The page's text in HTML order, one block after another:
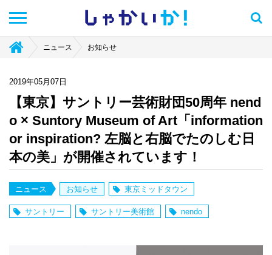
しゃかい か！
ニュース お知らせ
2019年05月07日
【東京】サントリー芸術財団50周年 nend
o × Suntory Museum of Art「information
or inspiration? 左脳と右脳でたのしむ日
本の美」が開催されています！
ニュース お知らせ 東京ミッドタウン
サントリー サントリー美術館 nendo